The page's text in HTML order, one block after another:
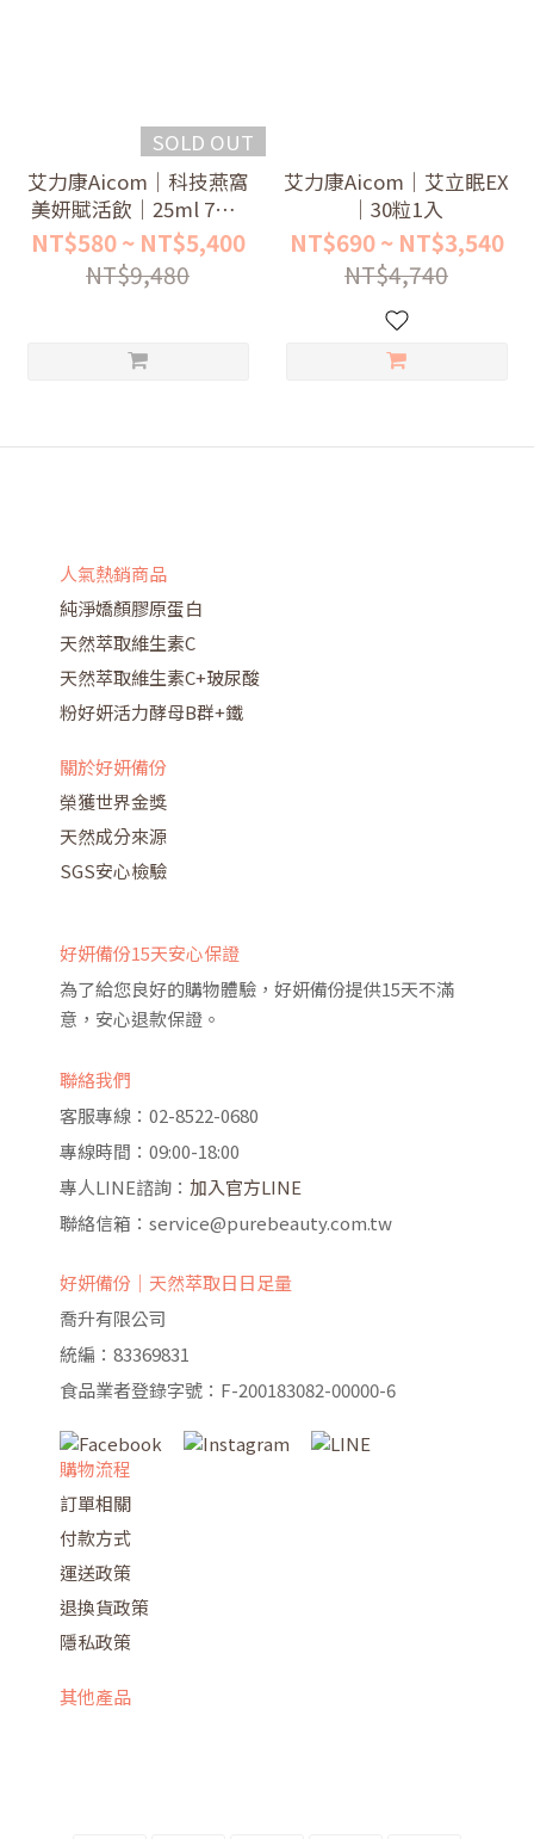
SOLD OUT
艾力康Aicom｜科技燕窩
美妍賦活飲｜25ml 7包1
入
NT$580 ~ NT$5,400
NT$9,480
艾力康Aicom｜艾立眠EX
｜30粒1入
NT$690 ~ NT$3,540
NT$4,740
人氣熱銷商品
純淨嬌顏膠原蛋白
天然萃取維生素C
天然萃取維生素C+玻尿酸
粉好妍活力酵母B群+鐵
關於好妍備份
榮獲世界金獎
天然成分來源
SGS安心檢驗
好妍備份15天安心保證
為了給您良好的購物體驗，好妍備份提供15天不滿
意，安心退款保證。
聯絡我們
客服專線：02-8522-0680
專線時間：09:00-18:00
專人LINE諮詢： 加入官方LINE
聯絡信箱：service@purebeauty.com.tw
好妍備份｜天然萃取日日足量
喬升有限公司
統編：83369831
食品業者登錄字號：F-200183082-00000-6
購物流程
訂單相關
付款方式
運送政策
退換貨政策
隱私政策
其他產品